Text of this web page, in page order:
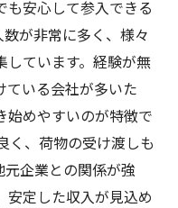
も安心して参入できる
が非常に多く、様々
しています。経験が無
ている会社が多いた
始めやすいのが特徴で
く、荷物の受け渡しも
企業との関係が強
安定した収入が見込め